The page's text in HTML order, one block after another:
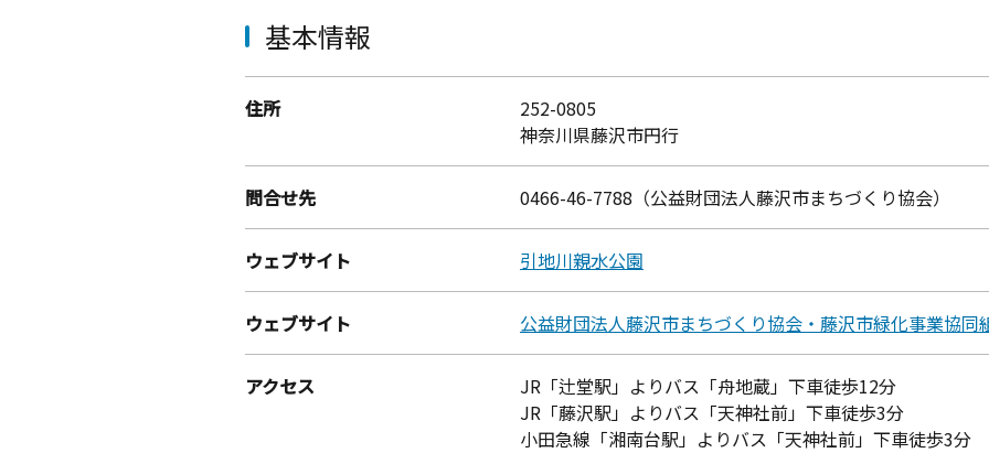
基本情報
住所
252-0805
神奈川県藤沢市円行
問合せ先 0466-46-7788（公益財団法人藤沢市まちづくり協会）
ウェブサイト 引地川親水公園
ウェブサイト 公益財団法人藤沢市まちづくり協会・藤沢市緑化事業協同
アクセス
JR「辻堂駅」よりバス「舟地蔵」下車徒歩12分
JR「藤沢駅」よりバス「天神社前」下車徒歩3分
小田急線「湘南台駅」よりバス「天神社前」下車徒歩3分